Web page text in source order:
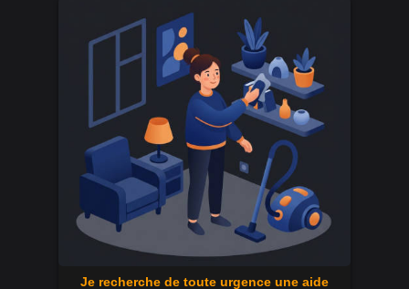
Je recherche de toute urgence une aide